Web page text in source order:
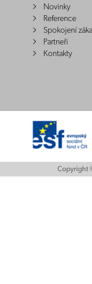
Novinky
Reference
Spokojení
Partneři
Kontakty
Copyright